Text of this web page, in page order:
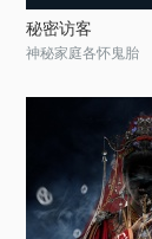
秘密访客
神秘家庭各怀鬼胎